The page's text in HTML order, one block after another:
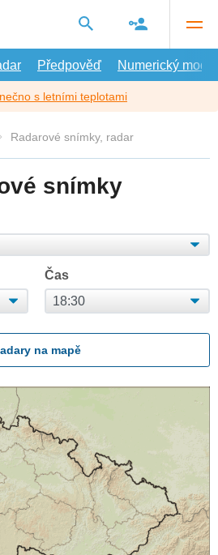
Předpověď Numerický model
s letními teplotami
Radarové snímky, radar
snímky
Čas
na mapě